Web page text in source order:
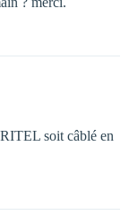
soit câblé en